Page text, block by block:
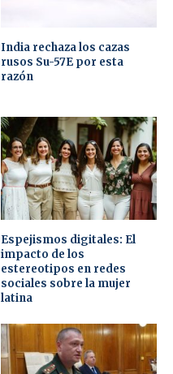
India rechaza los cazas
rusos Su-57E por esta
razón
Espejismos digitales: El
impacto de los
estereotipos en redes
sociales sobre la mujer
latina